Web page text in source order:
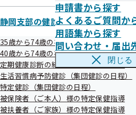
申請書から探す
よくあるご質問か
用語集から探す
問い合わせ・届出
閉じる
静岡支部の健診・保健指導のご案内
35歳から74歳の被保険者（ご本人）様
40歳から74歳の被扶養者（ご家族）様
定期健康診断の結果をご提供願います
生活習慣病予防健診（集団健診の日程）
特定健診（集団健診の日程）
被保険者（ご本人）様の特定保健指導
被扶養者（ご家族）様の特定保健指導
健康経営優良法人
ませんか？
令和04年08月15日